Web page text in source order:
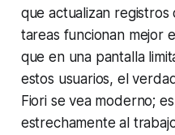
que actualizan
tareas funcionan mejor
que en una pantalla
estos usuarios, el
Fiori se vea moderno;
estrechamente al